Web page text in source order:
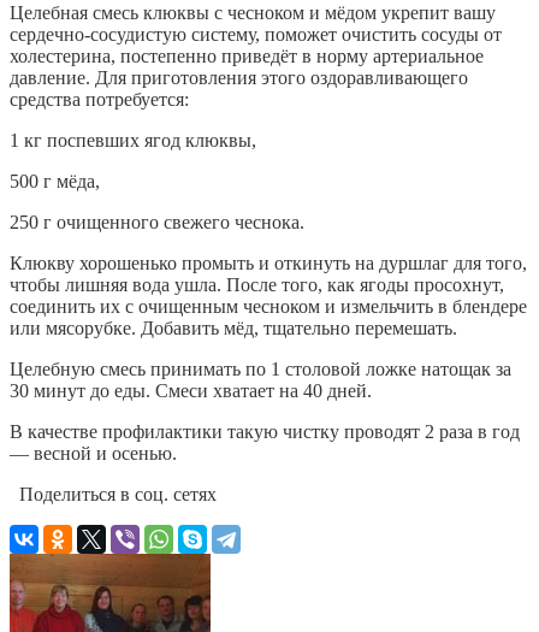
Целебная смесь клюквы с чесноком и мёдом укрепит вашу
сердечно-сосудистую систему, поможет очистить сосуды от
холестерина, постепенно приведёт в норму артериальное
давление. Для приготовления этого оздоравливающего
средства потребуется:
1 кг поспевших ягод клюквы,
500 г мёда,
250 г очищенного свежего чеснока.
Клюкву хорошенько промыть и откинуть на дуршлаг для того,
чтобы лишняя вода ушла. После того, как ягоды просохнут,
соединить их с очищенным чесноком и измельчить в блендере
или мясорубке. Добавить мёд, тщательно перемешать.
Целебную смесь принимать по 1 столовой ложке натощак за
30 минут до еды. Смеси хватает на 40 дней.
В качестве профилактики такую чистку проводят 2 раза в год
— весной и осенью.
Поделиться в соц. сетях